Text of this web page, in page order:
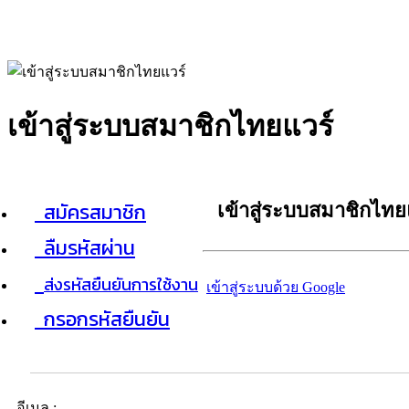
เข้าสู่ระบบสมาชิกไทยแวร์
สมัครสมาชิก
ลืมรหัสผ่าน
ส่งรหัสยืนยันการใช้งาน
กรอกรหัสยืนยัน
เข้าสู่ระบบสมาชิกไท
เข้าสู่ระบบด้วย Google